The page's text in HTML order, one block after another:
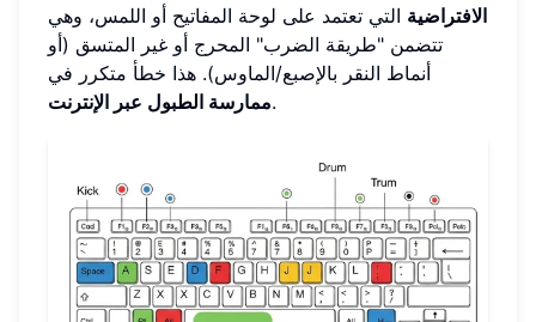
الافتراضية التي تعتمد على لوحة المفاتيح أو اللمس، وهي
تتضمن "طريقة الضرب" المحرج أو غير المتسق (أو
أنماط النقر بالإصبع/الماوس). هذا خطأ متكرر في
ممارسة الطبول عبر الإنترنت.